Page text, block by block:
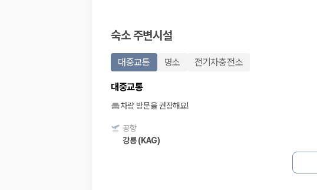
숙소 주변시설
대중교통 명소 전기차충전소
대중교통
차량 방문을 권장해요!
공항
강릉 (KAG)